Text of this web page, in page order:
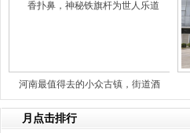
河南最值得去的小众古镇，街道酒
月点击排行